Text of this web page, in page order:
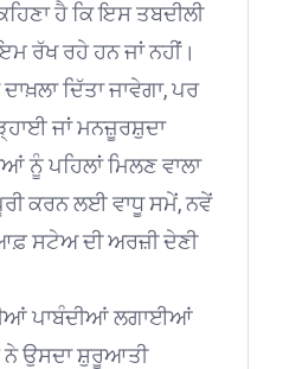
ਹੈ ਕਿ ਇਸ ਤਬਦੀਲੀ
ਰੱਖ ਰਹੇ ਹਨ ਜਾਂ ਨਹੀਂ।
ਦਿੱਤਾ ਜਾਵੇਗਾ, ਪਰ
ਜਾਂ ਮਨਜ਼ੂਰਸ਼ੁਦਾ
ਨੂੰ ਪਹਿਲਾਂ ਮਿਲਣ ਵਾਲਾ
ਕਰਨ ਲਈ ਵਾਧੂ ਸਮੇਂ, ਨਵੇਂ
ਸਟੇਅ ਦੀ ਅਰਜ਼ੀ ਦੇਣੀ
ਪਾਬੰਦੀਆਂ ਲਗਾਈਆਂ
ਨੇ ਉਸਦਾ ਸ਼ੁਰੂਆਤੀ